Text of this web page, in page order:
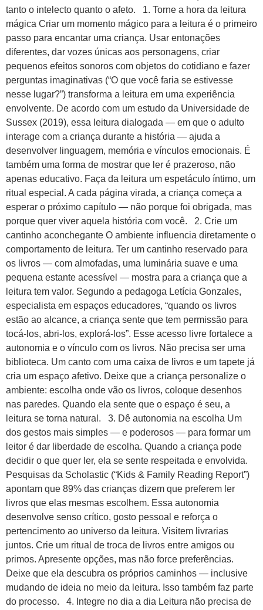
tanto o intelecto quanto o afeto. 1. Torne a hora da leitura
mágica Criar um momento mágico para a leitura é o primeiro
passo para encantar uma criança. Usar entonações
diferentes, dar vozes únicas aos personagens, criar
pequenos efeitos sonoros com objetos do cotidiano e fazer
perguntas imaginativas (“O que você faria se estivesse
nesse lugar?”) transforma a leitura em uma experiência
envolvente. De acordo com um estudo da Universidade de
Sussex (2019), essa leitura dialogada — em que o adulto
interage com a criança durante a história — ajuda a
desenvolver linguagem, memória e vínculos emocionais. É
também uma forma de mostrar que ler é prazeroso, não
apenas educativo. Faça da leitura um espetáculo íntimo, um
ritual especial. A cada página virada, a criança começa a
esperar o próximo capítulo — não porque foi obrigada, mas
porque quer viver aquela história com você. 2. Crie um
cantinho aconchegante O ambiente influencia diretamente o
comportamento de leitura. Ter um cantinho reservado para
os livros — com almofadas, uma luminária suave e uma
pequena estante acessível — mostra para a criança que a
leitura tem valor. Segundo a pedagoga Letícia Gonzales,
especialista em espaços educadores, “quando os livros
estão ao alcance, a criança sente que tem permissão para
tocá-los, abri-los, explorá-los”. Esse acesso livre fortalece a
autonomia e o vínculo com os livros. Não precisa ser uma
biblioteca. Um canto com uma caixa de livros e um tapete já
cria um espaço afetivo. Deixe que a criança personalize o
ambiente: escolha onde vão os livros, coloque desenhos
nas paredes. Quando ela sente que o espaço é seu, a
leitura se torna natural. 3. Dê autonomia na escolha Um
dos gestos mais simples — e poderosos — para formar um
leitor é dar liberdade de escolha. Quando a criança pode
decidir o que quer ler, ela se sente respeitada e envolvida.
Pesquisas da Scholastic (“Kids & Family Reading Report”)
apontam que 89% das crianças dizem que preferem ler
livros que elas mesmas escolhem. Essa autonomia
desenvolve senso crítico, gosto pessoal e reforça o
pertencimento ao universo da leitura. Visitem livrarias
juntos. Crie um ritual de troca de livros entre amigos ou
primos. Apresente opções, mas não force preferências.
Deixe que ela descubra os próprios caminhos — inclusive
mudando de ideia no meio da leitura. Isso também faz parte
do processo. 4. Integre no dia a dia Leitura não precisa de